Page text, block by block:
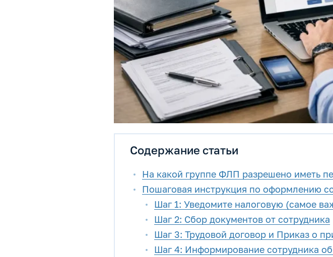
Содержание статьи
На какой группе ФЛП разрешено иметь
Пошаговая инструкция по оформлению
Шаг 1: Уведомите налоговую (самое
Шаг 2: Сбор документов от сотрудника
Шаг 3: Трудовой договор и Приказ о
Шаг 4: Информирование сотрудника